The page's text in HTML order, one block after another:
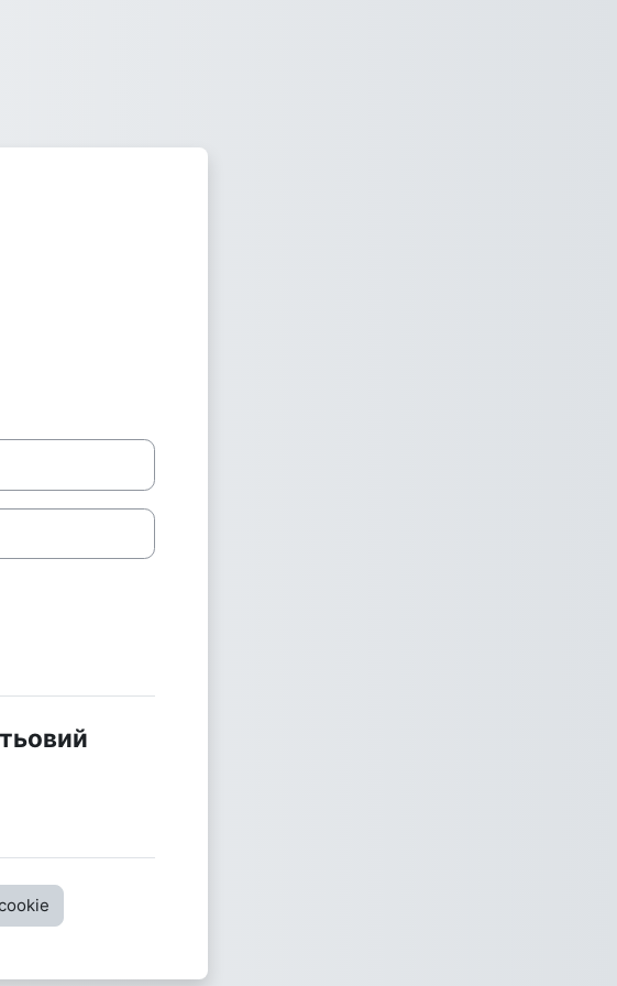
E-learn Фахового коледжу КОГПА